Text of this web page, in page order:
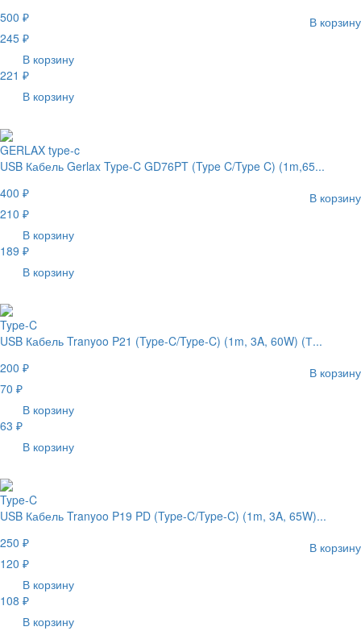
500 ₽
В корзину
245 ₽
В корзину
221 ₽
В корзину
GERLAX type-c
USB Кабель Gerlax Type-C GD76PT (Type C/Type C) (1m,65...
400 ₽
В корзину
210 ₽
В корзину
189 ₽
В корзину
Type-C
USB Кабель Tranyoo P21 (Type-C/Type-C) (1m, 3A, 60W) (Т...
200 ₽
В корзину
70 ₽
В корзину
63 ₽
В корзину
Type-C
USB Кабель Tranyoo P19 PD (Type-C/Type-C) (1m, 3A, 65W)...
250 ₽
В корзину
120 ₽
В корзину
108 ₽
В корзину